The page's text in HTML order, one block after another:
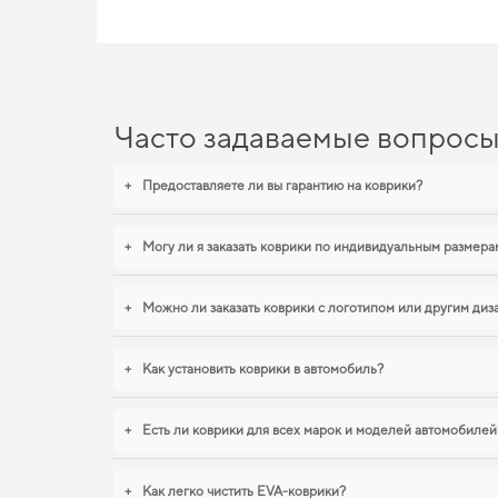
Часто задаваемые вопросы
+ Предоставляете ли вы гарантию на коврики?
+ Могу ли я заказать коврики по индивидуальным
+ Можно ли заказать коврики с логотипом или другим
+ Как установить коврики в автомобиль?
+ Есть ли коврики для всех марок и моделей
+ Как легко чистить EVA-коврики?